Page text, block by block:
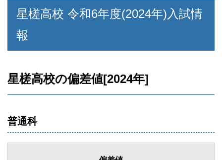
星槎高校 令和6年度(2024年)入試情
報
星槎高校の偏差値[2024年]
普通科